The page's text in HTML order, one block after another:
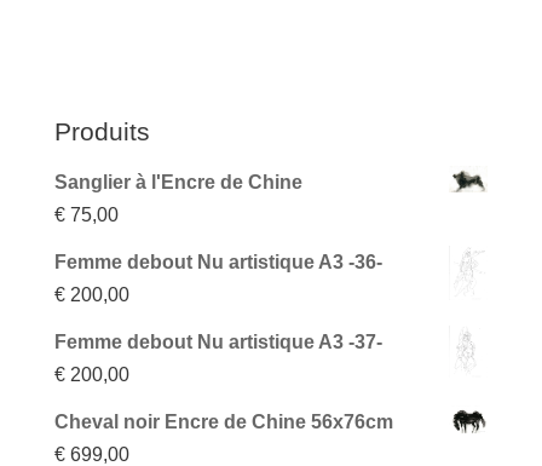
Produits
Sanglier à l'Encre de Chine
€75,00
Femme debout Nu artistique A3 -36-
€200,00
Femme debout Nu artistique A3 -37-
€200,00
Cheval noir Encre de Chine 56x76cm
€699,00